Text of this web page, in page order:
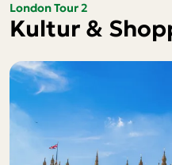
London Tour 2
Kultur &